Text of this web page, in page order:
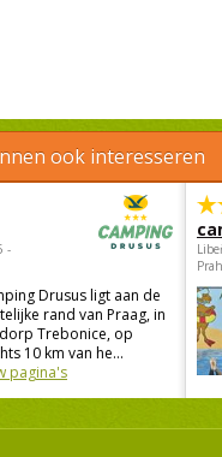
ook interesseren
-
Drusus ligt aan de
rand van Praag, in
Trebonice, op
10 km van he...
pagina's